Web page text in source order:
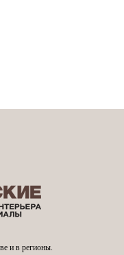
и в регионы.